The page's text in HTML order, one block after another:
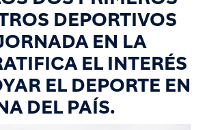
DEPORTIVOS
EN LA
EL INTERÉS
EL DEPORTE EN
DEL PAÍS.